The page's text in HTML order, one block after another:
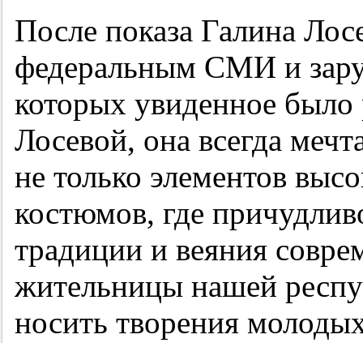
После показа Галина
федеральным СМИ и
которых увиденное
Лосевой, она всегда
не только элементов
костюмов, где
традиции и веяния
жительницы нашей
носить творения